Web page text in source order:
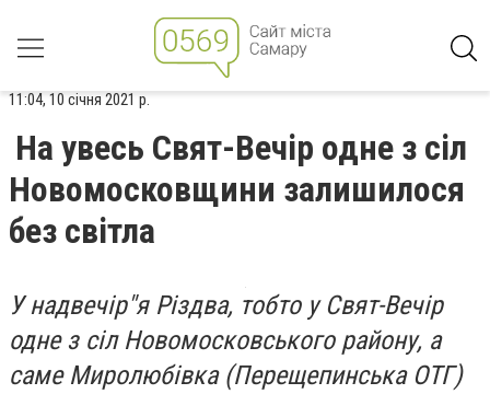
11:04, 10 січня 2021 р.
На увесь Свят-Вечір одне з сіл
Новомосковщини залишилося
без світла
У надвечір"я Різдва, тобто у Свят-Вечір
одне з сіл Новомосковського району, а
саме Миролюбівка (Перещепинська ОТГ)